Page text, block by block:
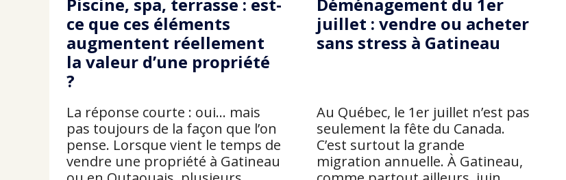
ce que ces éléments
augmentent réellement
la valeur d’une propriété
?
La réponse courte : oui… mais
pas toujours de la façon que l’on
pense. Lorsque vient le temps de
vendre une propriété à Gatineau
juillet : vendre ou acheter
sans stress à Gatineau
Au Québec, le 1er juillet n’est pas
seulement la fête du Canada.
C’est surtout la grande
migration annuelle. À Gatineau,